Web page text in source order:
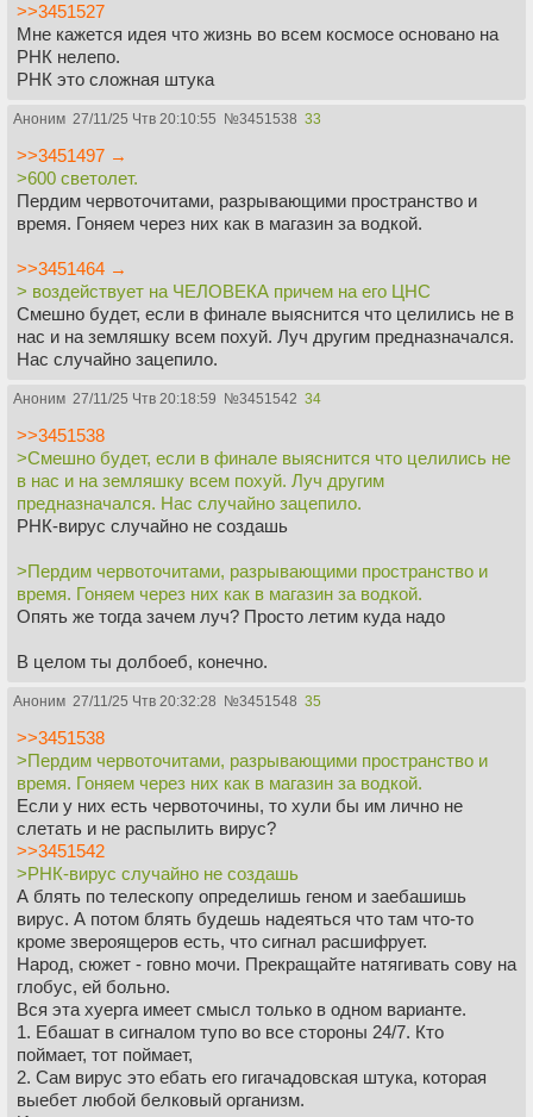
>>3451527
Мне кажется идея что жизнь во всем космосе основано на
РНК нелепо.
РНК это сложная штука
Аноним 27/11/25 Чтв 20:10:55 №3451538 33
>>3451497 →
>600 светолет.
Пердим червоточитами, разрывающими пространство и
время. Гоняем через них как в магазин за водкой.
>>3451464 →
> воздействует на ЧЕЛОВЕКА причем на его ЦНС
Смешно будет, если в финале выяснится что целились не в
нас и на земляшку всем похуй. Луч другим предназначался.
Нас случайно зацепило.
Аноним 27/11/25 Чтв 20:18:59 №3451542 34
>>3451538
>Смешно будет, если в финале выяснится что целились не
в нас и на земляшку всем похуй. Луч другим
предназначался. Нас случайно зацепило.
РНК-вирус случайно не создашь
>Пердим червоточитами, разрывающими пространство и
время. Гоняем через них как в магазин за водкой.
Опять же тогда зачем луч? Просто летим куда надо
В целом ты долбоеб, конечно.
Аноним 27/11/25 Чтв 20:32:28 №3451548 35
>>3451538
>Пердим червоточитами, разрывающими пространство и
время. Гоняем через них как в магазин за водкой.
Если у них есть червоточины, то хули бы им лично не
слетать и не распылить вирус?
>>3451542
>РНК-вирус случайно не создашь
А блять по телескопу определишь геном и заебашишь
вирус. А потом блять будешь надеяться что там что-то
кроме звероящеров есть, что сигнал расшифрует.
Народ, сюжет - говно мочи. Прекращайте натягивать сову на
глобус, ей больно.
Вся эта хуерга имеет смысл только в одном варианте.
1. Ебашат в сигналом тупо во все стороны 24/7. Кто
поймает, тот поймает,
2. Сам вирус это ебать его гигачадовская штука, которая
выебет любой белковый организм.